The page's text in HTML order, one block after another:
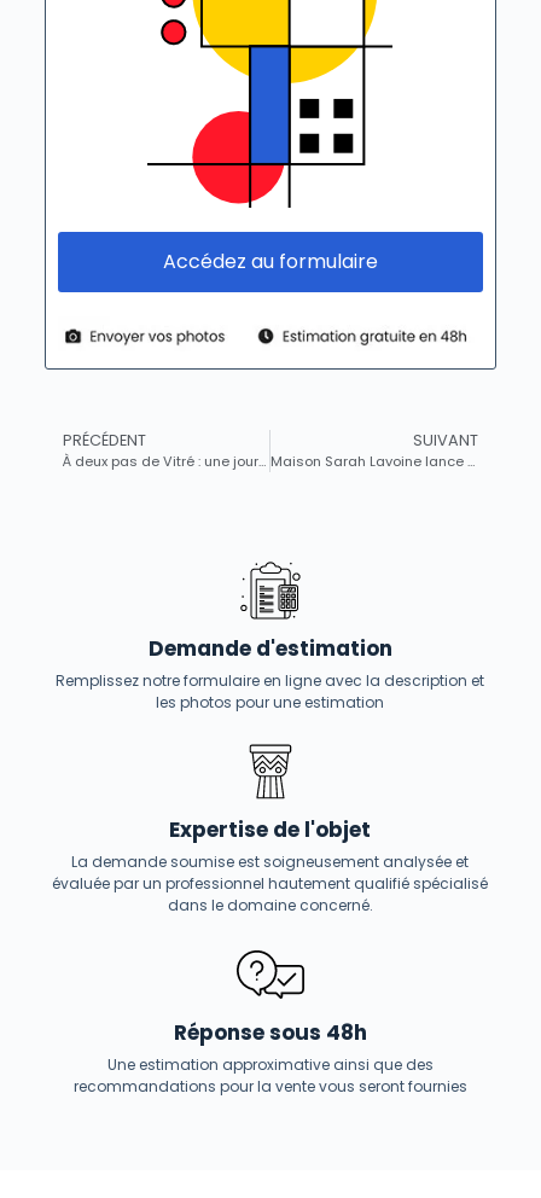
Accédez au formulaire
PRÉCÉDENT
À deux pas de Vitré : une journée pour évaluer gratuitement vos trésors d’art et de collection
SUIVANT
Maison Sarah Lavoine lance sa nouvelle collection : les objets incontournables qui feront craquer votre intérieur
Demande d'estimation
Remplissez notre formulaire en ligne avec la description et
les photos pour une estimation
Expertise de l'objet
La demande soumise est soigneusement analysée et
évaluée par un professionnel hautement qualifié spécialisé
dans le domaine concerné.
Réponse sous 48h
Une estimation approximative ainsi que des
recommandations pour la vente vous seront fournies